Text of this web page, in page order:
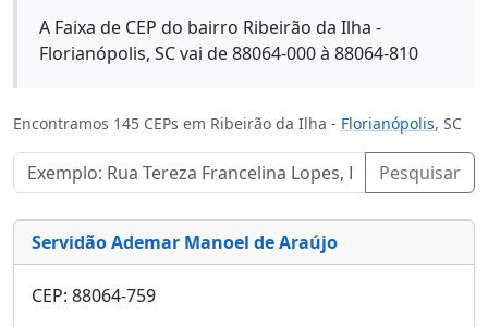
A Faixa de CEP do bairro Ribeirão da Ilha -
Florianópolis, SC vai de 88064-000 à 88064-810
Encontramos 145 CEPs em Ribeirão da Ilha - Florianópolis, SC
Pesquisar
Servidão Ademar Manoel de Araújo
CEP: 88064-759